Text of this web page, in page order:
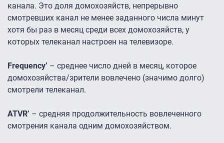
канала. Это доля домохозяйств, непрерывно
смотревших канал не менее заданного числа минут
хотя бы раз в месяц среди всех домохозяйств, у
которых телеканал настроен на телевизоре.
Frequency’ – среднее число дней в месяц, которое
домохозяйства/зрители вовлечено (значимо долго)
смотрели телеканал.
ATVR’ – средняя продолжительность вовлеченного
смотрения канала одним домохозяйством.